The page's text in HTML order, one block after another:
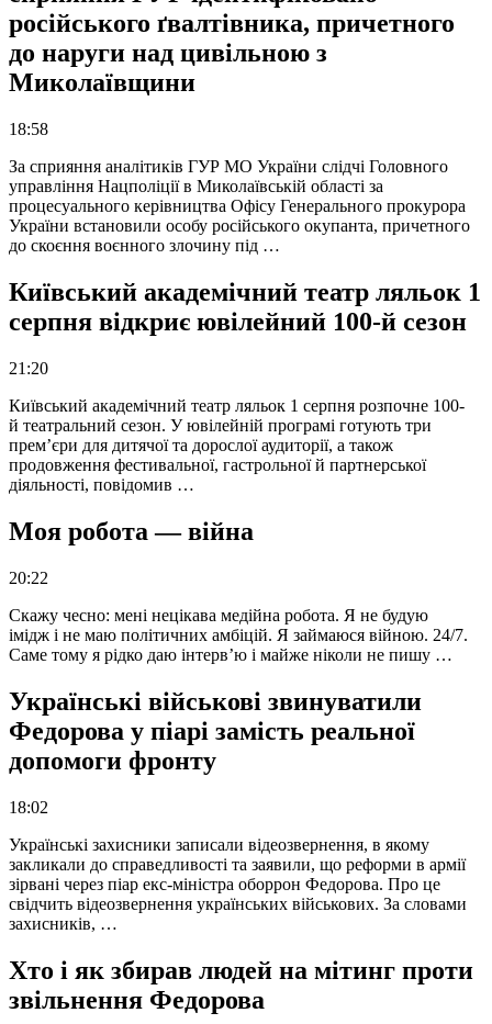
російського ґвалтівника, причетного
до наруги над цивільною з
Миколаївщини
18:58
За сприяння аналітиків ГУР МО України слідчі Головного
управління Нацполіції в Миколаївській області за
процесуального керівництва Офісу Генерального прокурора
України встановили особу російського окупанта, причетного
до скоєння воєнного злочину під …
Київський академічний театр ляльок 1
серпня відкриє ювілейний 100-й сезон
21:20
Київський академічний театр ляльок 1 серпня розпочне 100-
й театральний сезон. У ювілейній програмі готують три
прем’єри для дитячої та дорослої аудиторії, а також
продовження фестивальної, гастрольної й партнерської
діяльності, повідомив …
Моя робота — війна
20:22
Скажу чесно: мені нецікава медійна робота. Я не будую
імідж і не маю політичних амбіцій. Я займаюся війною. 24/7.
Саме тому я рідко даю інтерв’ю і майже ніколи не пишу …
Українські військові звинуватили
Федорова у піарі замість реальної
допомоги фронту
18:02
Українські захисники записали відеозвернення, в якому
закликали до справедливості та заявили, що реформи в армії
зірвані через піар екс-міністра оборрон Федорова. Про це
свідчить відеозвернення українських військових. За словами
захисників, …
Хто і як збирав людей на мітинг проти
звільнення Федорова